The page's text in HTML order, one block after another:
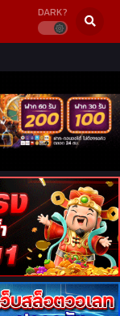
DARK?